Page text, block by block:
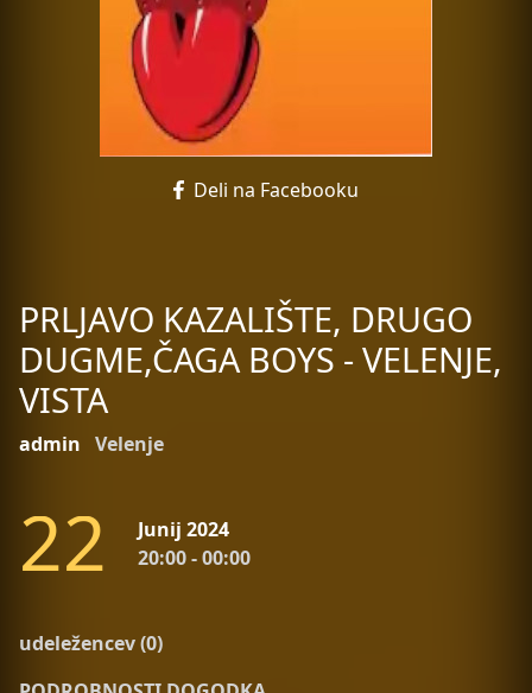
Deli na Facebooku
PRLJAVO KAZALIŠTE, DRUGO
DUGME,ČAGA BOYS - VELENJE,
VISTA
admin Velenje
22
Junij 2024
20:00 - 00:00
udeležencev (0)